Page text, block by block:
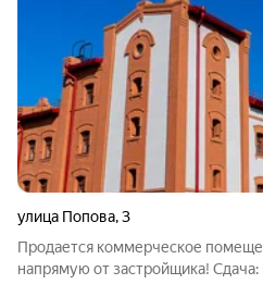
улица Попова,3
Продается коммерческое
напрямую от застройщика! Сдача: